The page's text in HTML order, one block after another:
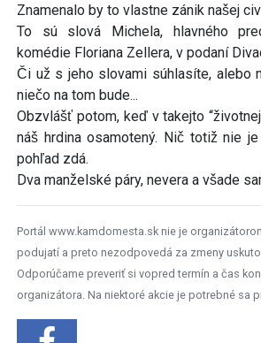
Znamenalo by to vlastne zánik našej
To sú slová Michela, hlavného
komédie Floriana Zellera, v podaní
Či už s jeho slovami súhlasíte, alebo
niečo na tom bude...
Obzvlášť potom, keď v takejto
náš hrdina osamotený. Nič totiž nie
pohľad zdá.
Dva manželské páry, nevera a všade
Portál www.kamdomesta.sk nie je
podujatí a preto nezodpovedá za zmeny
Odporúčame preveriť si vopred termín a čas
organizátora. Na niektoré akcie je potrebné sa